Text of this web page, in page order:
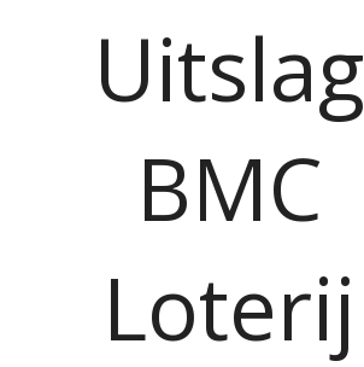
Uitslag
BMC
Loterij